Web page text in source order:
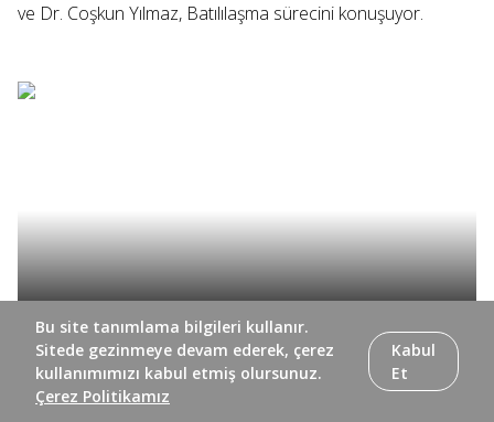
ve Dr. Coşkun Yılmaz, Batılılaşma sürecini konuşuyor.
Tarih Söyleşileri'nin 279. bölümünde Prof. Dr. Mehmet
İpşirli ve Dr. Coşkun Yılmaz, yazar Beşir Ayvazoğlu ile
Bu site tanımlama bilgileri kullanır.
Sitede gezinmeye devam ederek, çerez
kullanımımızı kabul etmiş olursunuz.
Çerez Politikamız
Kabul
Et